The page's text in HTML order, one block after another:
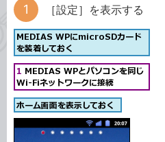
［設定］を表示する